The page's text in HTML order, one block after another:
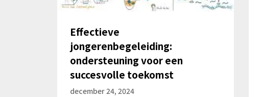
Effectieve
jongerenbegeleiding:
ondersteuning voor een
succesvolle toekomst
december 24, 2024